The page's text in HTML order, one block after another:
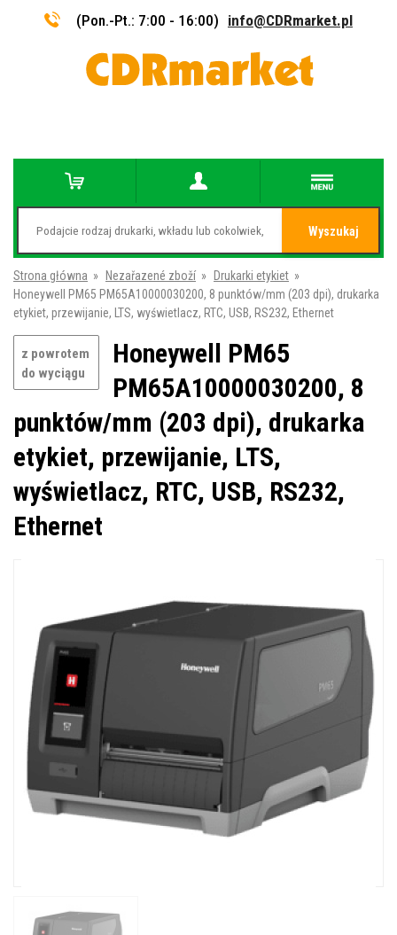
(Pon.-Pt.: 7:00 - 16:00) info@CDRmarket.pl
Wyszukaj
Strona główna » Nezařazené zboží » Drukarki etykiet »
Honeywell PM65 PM65A10000030200, 8 punktów/mm (203 dpi), drukarka
etykiet, przewijanie, LTS, wyświetlacz, RTC, USB, RS232, Ethernet
z powrotem
do wyciągu
Honeywell PM65
PM65A10000030200, 8
punktów/mm (203 dpi), drukarka
etykiet, przewijanie, LTS,
wyświetlacz, RTC, USB, RS232,
Ethernet